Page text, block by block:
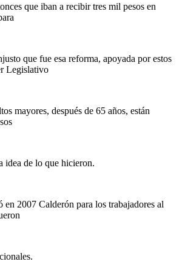
que iban a recibir tres mil pesos en
que fue esa reforma, apoyada por estos
Legislativo
mayores, después de 65 años, están
idea de lo que hicieron.
2007 Calderón para los trabajadores al